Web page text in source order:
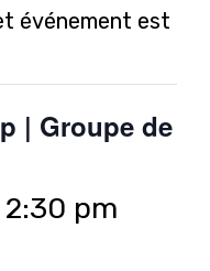
événement est
| Groupe de
2:30 pm